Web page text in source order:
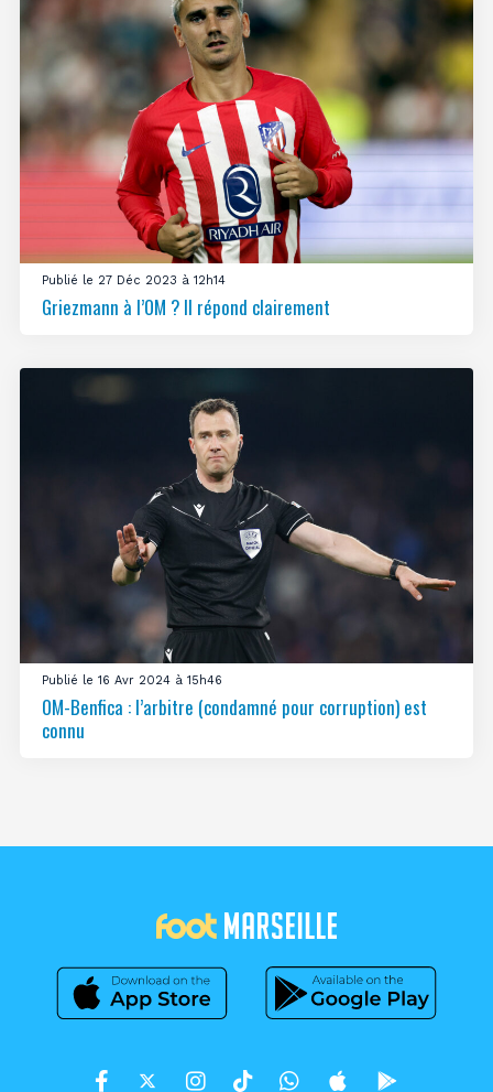
Publié le 27 Déc 2023 à 12h14
Griezmann à l’OM ? Il répond clairement
Publié le 16 Avr 2024 à 15h46
OM-Benfica : l’arbitre (condamné pour corruption) est
connu